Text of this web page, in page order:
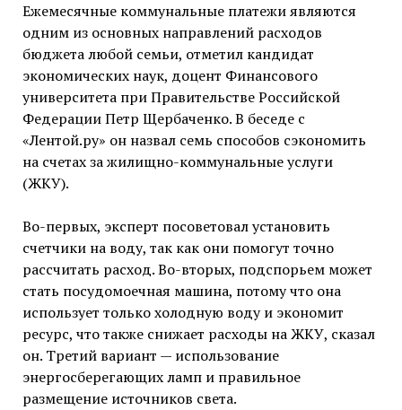
Ежемесячные коммунальные платежи являются
одним из основных направлений расходов
бюджета любой семьи, отметил кандидат
экономических наук, доцент Финансового
университета при Правительстве Российской
Федерации Петр Щербаченко. В беседе с
«Лентой.ру» он назвал семь способов сэкономить
на счетах за жилищно-коммунальные услуги
(ЖКУ).
Во-первых, эксперт посоветовал установить
счетчики на воду, так как они помогут точно
рассчитать расход. Во-вторых, подспорьем может
стать посудомоечная машина, потому что она
использует только холодную воду и экономит
ресурс, что также снижает расходы на ЖКУ, сказал
он. Третий вариант — использование
энергосберегающих ламп и правильное
размещение источников света.